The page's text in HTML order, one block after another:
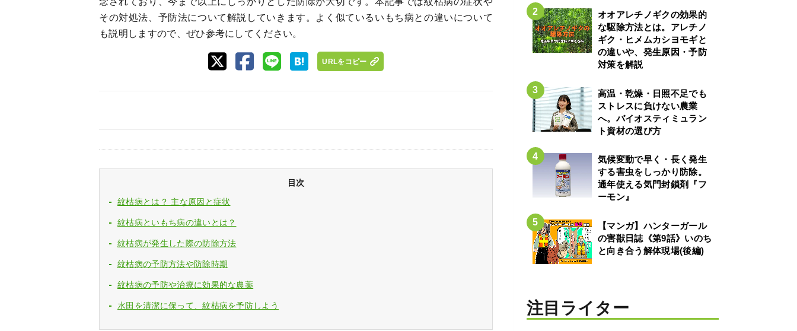
その対処法、予防法について解説していきます。よく似ているいもち病との違いについて
も説明しますので、ぜひ参考にしてください。
URLをコピー
目次
紋枯病とは？ 主な原因と症状
紋枯病といもち病の違いとは？
紋枯病が発生した際の防除方法
紋枯病の予防方法や防除時期
紋枯病の予防や治療に効果的な農薬
水田を清潔に保って、紋枯病を予防しよう
オオアレチノギクの効果的
な駆除方法とは。アレチノ
ギク・ヒメムカシヨモギと
の違いや、発生原因・予防
対策を解説
高温・乾燥・日照不足でも
ストレスに負けない農業
へ。バイオスティミュラン
ト資材の選び方
気候変動で早く・長く発生
する害虫をしっかり防除。
通年使える気門封鎖剤『フ
ーモン』
【マンガ】ハンターガール
の害獣日誌《第9話》いのち
と向き合う解体現場(後編)
注目ライター